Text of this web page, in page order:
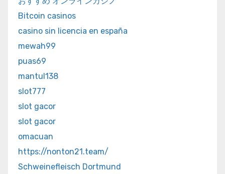
Bitcoin casinos
casino sin licencia en españa
mewah99
puas69
mantul138
slot777
slot gacor
slot gacor
omacuan
https://nonton21.team/
Schweinefleisch Dortmund